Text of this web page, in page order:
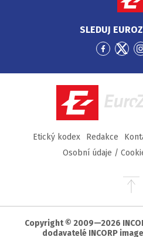
SLEDUJ
Přejít
Facebook
Etický kodex Redakce
Osobní údaje /
Přejít
Copyright © 2009—2026
dodavatelé INCORP